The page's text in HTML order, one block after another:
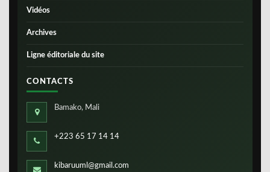
Vidéos
Archives
Ligne éditoriale du site
CONTACTS
Bamako, Mali
+223 65 17 14 14
kibaruuml@gmail.com